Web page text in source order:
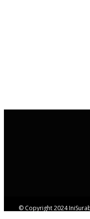
© Copyright 2024